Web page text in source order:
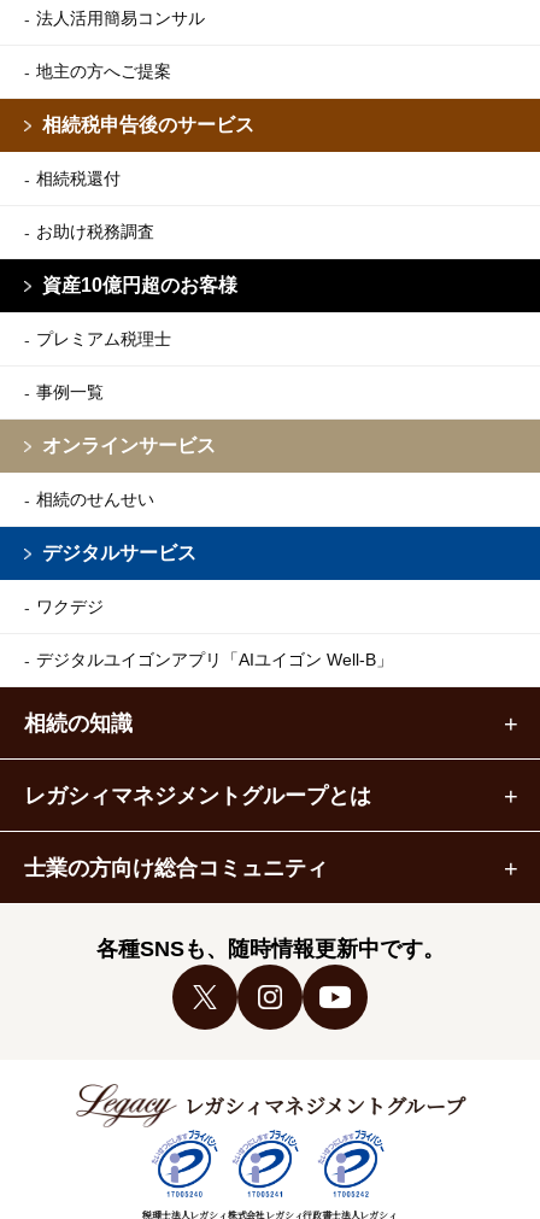
法人活用簡易コンサル
地主の方へご提案
相続税申告後のサービス
相続税還付
お助け税務調査
資産10億円超のお客様
プレミアム税理士
事例一覧
オンラインサービス
相続のせんせい
デジタルサービス
ワクデジ
デジタルユイゴンアプリ 「AIユイゴン Well-B」
相続の知識
レガシィマネジメントグループとは
士業の方向け総合コミュニティ
各種SNSも、随時情報更新中です。
レガシィマネジメントグループ
税理士法人レガシィ株式会社レガシィ行政書士法人レガシィ